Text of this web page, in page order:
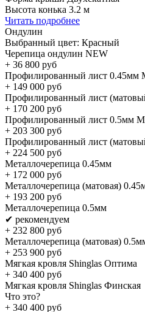
Высота конька 3.2 м
Читать подробнее
Ондулин
Выбранный цвет: Красный
Черепица ондулин NEW
+ 36 800 руб
Профилированный лист 0.45мм
+ 149 000 руб
Профилированный лист
+ 170 200 руб
Профилированный лист 0.5мм
+ 203 300 руб
Профилированный лист
+ 224 500 руб
Металлочерепица 0.45мм
+ 172 000 руб
Металлочерепица (матовая)
+ 193 200 руб
Металлочерепица 0.5мм
✔ рекомендуем
+ 232 800 руб
Металлочерепица (матовая)
+ 253 900 руб
Мягкая кровля Shinglas Оптима
+ 340 400 руб
Мягкая кровля Shinglas Финская
Что это?
+ 340 400 руб